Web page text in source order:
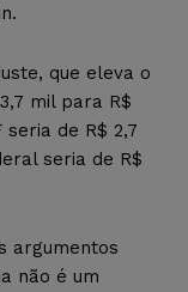
que eleva o
mil para R$
de R$ 2,7
seria de R$
argumentos
não é um